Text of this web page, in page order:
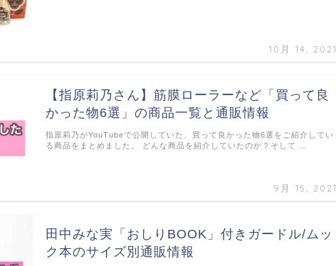
10月 14, 2021
【指原莉乃さん】筋膜ローラーなど「買って良
かった物6選」の商品一覧と通販情報
9月 15, 2021
指原莉乃がYouTubeで公開していた、買って良かった物6選をご紹介してい
る商品をまとめました。 どんな商品を紹介していたのか？そして …
田中みな実「おしりBOOK」付きガードル/ムッ
ク本のサイズ別通販情報